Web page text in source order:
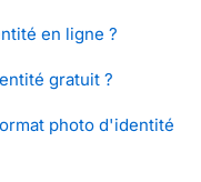
en ligne ?
gratuit ?
photo d'identité